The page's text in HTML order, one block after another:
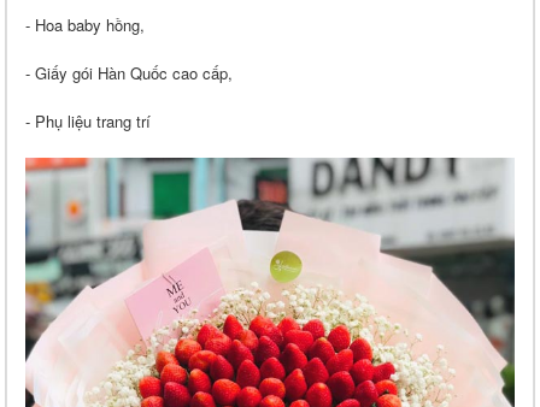
- Hoa baby hồng,
- Giấy gói Hàn Quốc cao cấp,
- Phụ liệu trang trí